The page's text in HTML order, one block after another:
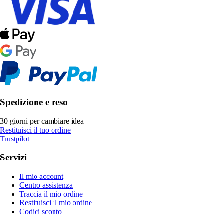
Spedizione e reso
30 giorni per cambiare idea
Restituisci il tuo ordine
Trustpilot
Servizi
Il mio account
Centro assistenza
Traccia il mio ordine
Restituisci il mio ordine
Codici sconto